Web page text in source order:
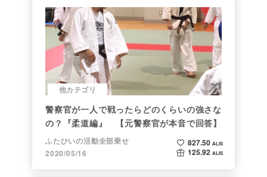
他カテゴリ
警察官が一人で戦ったらどのくらいの強さな
の？『柔道編』 【元警察官が本音で回答】
ふたひいの活動全部乗せ
2020/05/16
827.50 ALIS
125.92 ALIS